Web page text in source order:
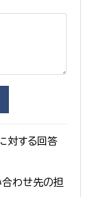
対する回答
合わせ先の担